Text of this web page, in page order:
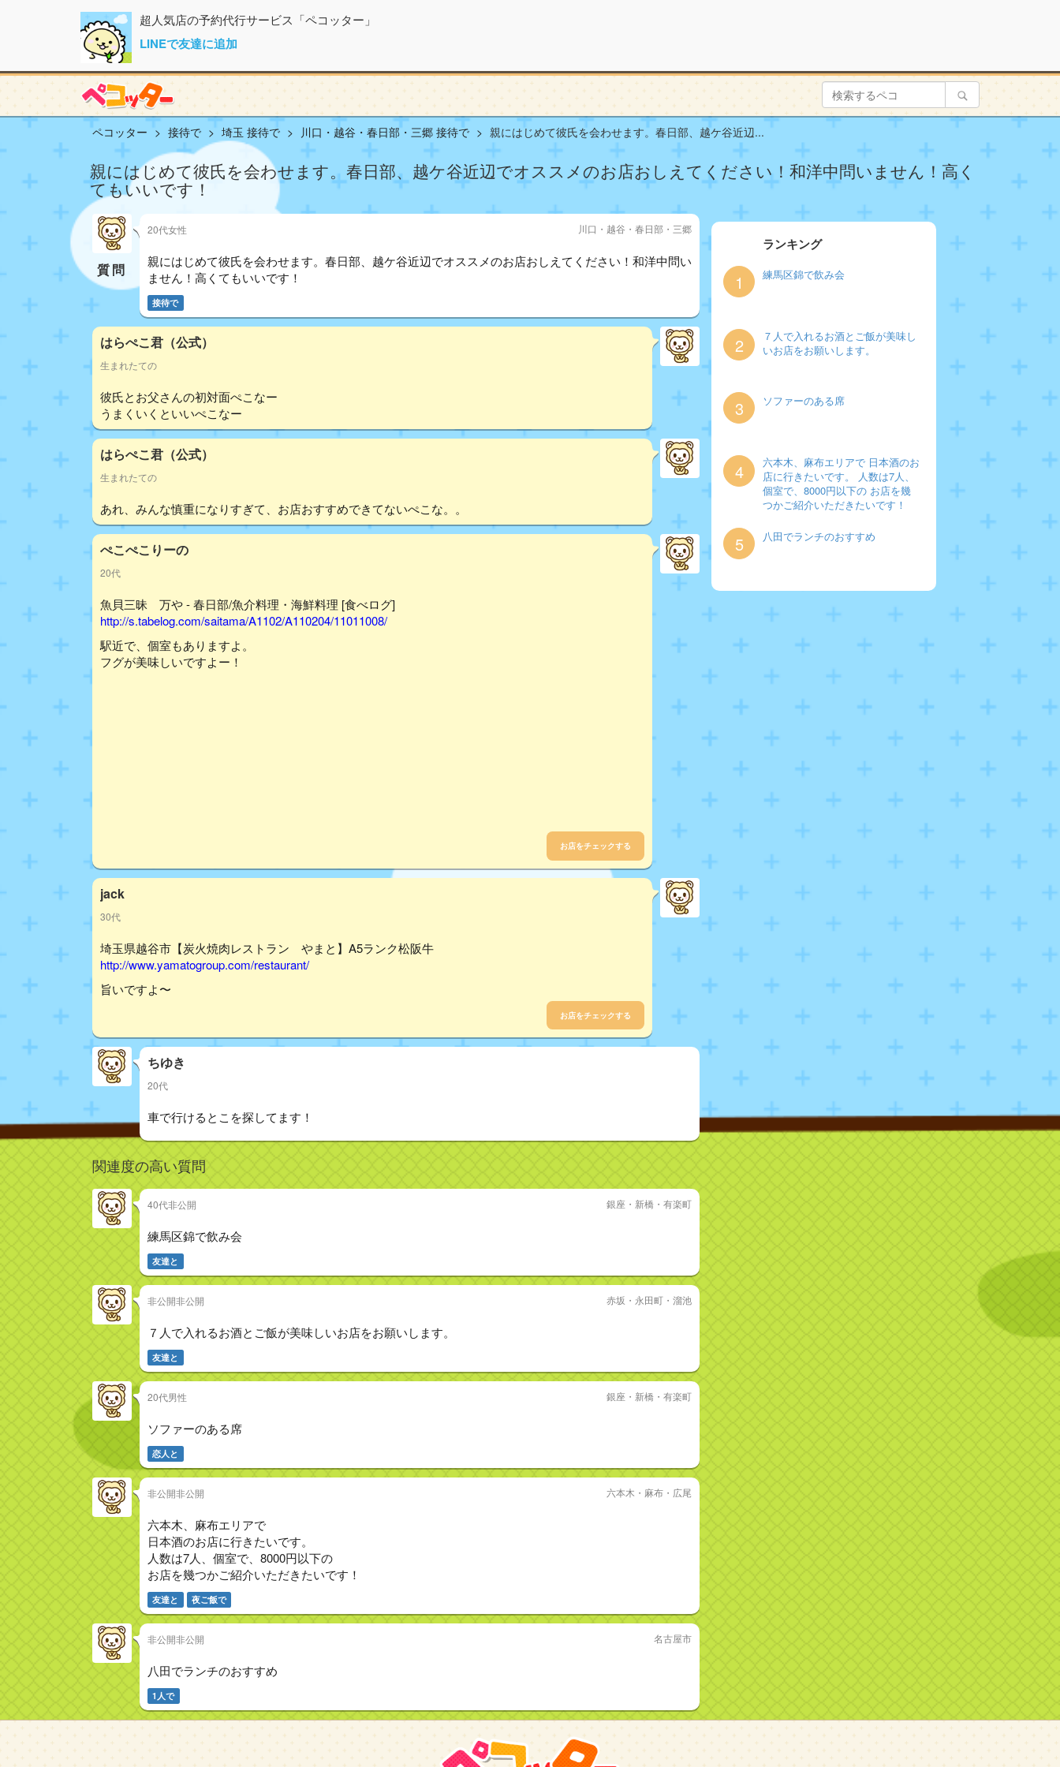
超人気店の予約代行サービス「ペコッター」
LINEで友達に追加
ペコッター 接待で 埼玉 接待で 川口・越谷・春日部・三郷 接待で 親にはじめて彼氏を会わせます。春日部、越ケ谷近辺...
親にはじめて彼氏を会わせます。春日部、越ケ谷近辺でオススメのお店おしえてください！和洋中問いません！高く
てもいいです！
質問
20代女性 川口・越谷・春日部・三郷
親にはじめて彼氏を会わせます。春日部、越ケ谷近辺でオススメのお店おしえてください！和洋中問い
ません！高くてもいいです！
接待で
はらぺこ君（公式）
生まれたての
彼氏とお父さんの初対面ぺこなー
うまくいくといいぺこなー
はらぺこ君（公式）
生まれたての
あれ、みんな慎重になりすぎて、お店おすすめできてないぺこな。。
ぺこぺこりーの
20代
魚貝三昧 万や - 春日部/魚介料理・海鮮料理 [食べログ]
http://s.tabelog.com/saitama/A1102/A110204/11011008/
駅近で、個室もありますよ。
フグが美味しいですよー！
お店をチェックする
jack
30代
埼玉県越谷市【炭火焼肉レストラン やまと】A5ランク松阪牛
http://www.yamatogroup.com/restaurant/
旨いですよ〜
お店をチェックする
ちゆき
20代
車で行けるとこを探してます！
関連度の高い質問
40代非公開 銀座・新橋・有楽町
練馬区錦で飲み会
友達と
非公開非公開 赤坂・永田町・溜池
７人で入れるお酒とご飯が美味しいお店をお願いします。
友達と
20代男性 銀座・新橋・有楽町
ソファーのある席
恋人と
非公開非公開 六本木・麻布・広尾
六本木、麻布エリアで
日本酒のお店に行きたいです。
人数は7人、個室で、8000円以下の
お店を幾つかご紹介いただきたいです！
友達と 夜ご飯で
非公開非公開 名古屋市
八田でランチのおすすめ
1人で
ランキング
1 練馬区錦で飲み会
2
７人で入れるお酒とご飯が美味し
いお店をお願いします。
3 ソファーのある席
4
六本木、麻布エリアで 日本酒のお
店に行きたいです。 人数は7人、
個室で、8000円以下の お店を幾
つかご紹介いただきたいです！
5 八田でランチのおすすめ